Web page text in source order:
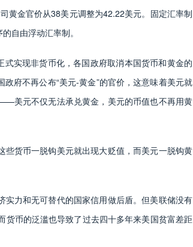
黄金官价从38美元调整为42.22美元。固定汇率制
自由浮动汇率制。
实现非货币化，各国政府取消本国货币和黄金的
府不再公布“美元-黄金”的官价，这意味着美元就
美元不仅无法承兑黄金，美元的币值也不再用黄
货币一脱钩美元就出现大贬值，而美元一脱钩黄
力和无可替代的国家信用做后盾。但美联储没有
币的泛滥也导致了过去四十多年来美国贫富差距